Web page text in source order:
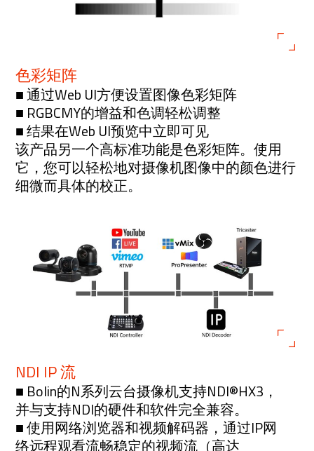
色彩矩阵
■ 通过Web UI方便设置图像色彩矩阵
■ RGBCMY的增益和色调轻松调整
■ 结果在Web UI预览中立即可见
该产品另一个高标准功能是色彩矩阵。使用
它，您可以轻松地对摄像机图像中的颜色进行
细微而具体的校正。
NDI IP 流
■ Bolin的N系列云台摄像机支持NDI®HX3，
并与支持NDI的硬件和软件完全兼容。
■ 使用网络浏览器和视频解码器，通过IP网
络远程观看流畅稳定的视频流（高达